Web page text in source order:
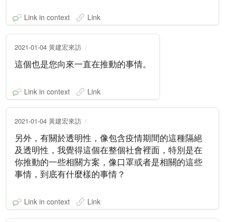
Link in context Link
2021-01-04 黃建宏來訪
這個也是您向來一直在推動的事情。
Link in context Link
2021-01-04 黃建宏來訪
另外，有關於透明性，像包含疫情期間的這種隔絕
及透明性，我覺得這個在整個社會裡面，特別是在
你推動的一些相關方案，像口罩或者是相關的這些
事情，到底有什麼樣的事情？
Link in context Link